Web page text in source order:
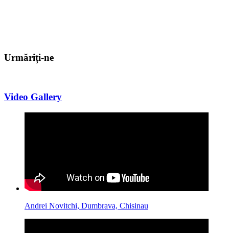
Urmăriți-ne
Video Gallery
Andrei Novitchi, Dumbrava, Chisinau